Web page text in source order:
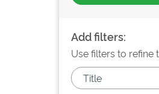
Add filters:
Use filters to refine